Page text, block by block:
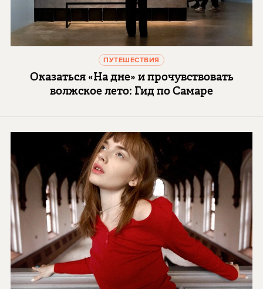
ПУТЕШЕСТВИЯ
Оказаться «На дне» и прочувствовать
волжское лето: Гид по Самаре